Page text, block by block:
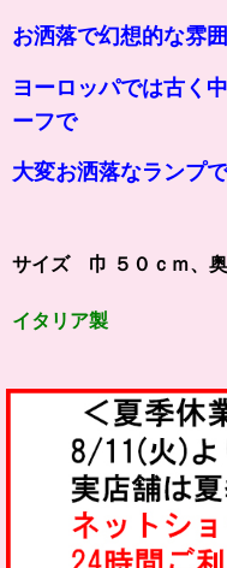
お洒落で幻想的な雰
ヨーロッパでは古く
ーフで
大変お洒落なランプで
サイズ 巾 ５０ｃｍ、
イタリア製